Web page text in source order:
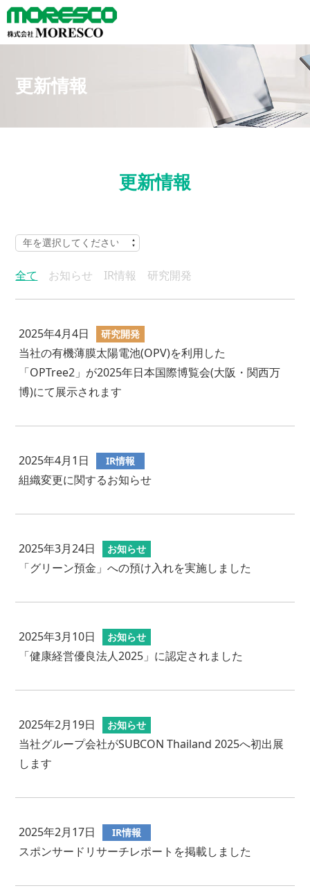
更新情報
更新情報
全て お知らせ IR情報 研究開発
2025年4月4日 研究開発
当社の有機薄膜太陽電池(OPV)を利用した
「OPTree2」が2025年日本国際博覧会(大阪・関西万
博)にて展示されます
2025年4月1日 IR情報
組織変更に関するお知らせ
2025年3月24日 お知らせ
「グリーン預金」への預け入れを実施しました
2025年3月10日 お知らせ
「健康経営優良法人2025」に認定されました
2025年2月19日 お知らせ
当社グループ会社がSUBCON Thailand 2025へ初出展
します
2025年2月17日 IR情報
スポンサードリサーチレポートを掲載しました